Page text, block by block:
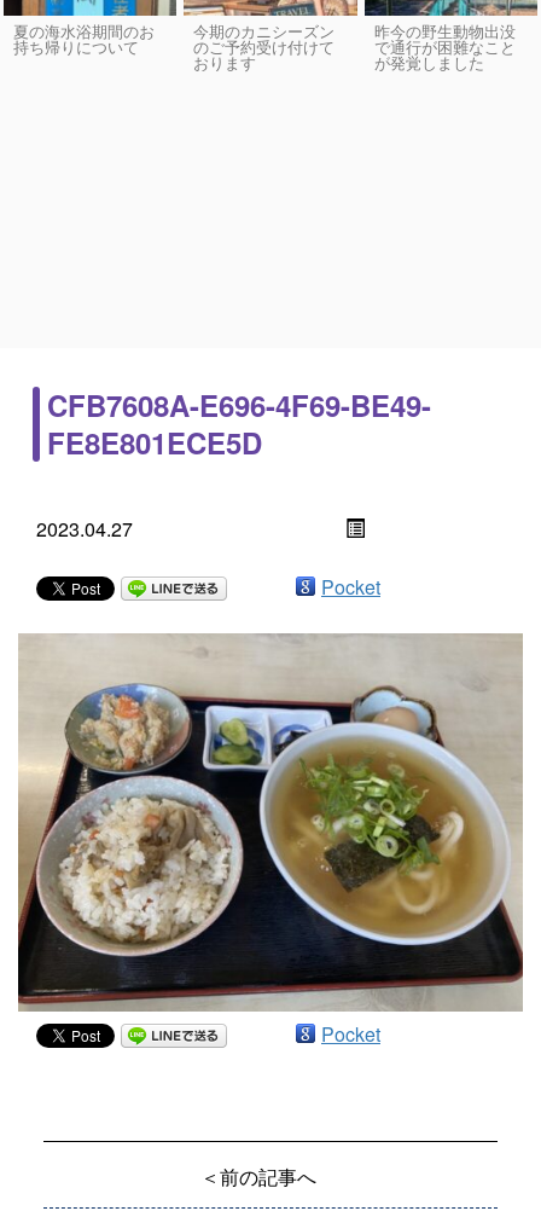
夏の海水浴期間のお
持ち帰りについて
今期のカニシーズン
のご予約受け付けて
おります
昨今の野生動物出没
で通行が困難なこと
が発覚しました
CFB7608A-E696-4F69-BE49-
FE8E801ECE5D
2023.04.27
Pocket
Pocket
＜前の記事へ